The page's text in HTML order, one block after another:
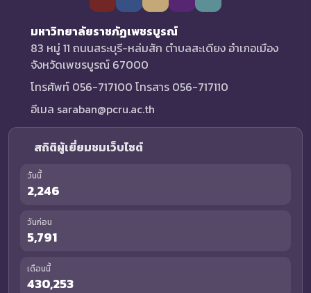
มหาวิทยาลัยราชภัฏเพชรบูรณ์
83 หมู่ 11 ถนนสระบุรี-หล่มสัก ตำบลสะเดียง อำเภอเมือง
จังหวัดเพชรบูรณ์ 67000
โทรศัพท์ 056-717100 โทรสาร 056-717110
อีเมล saraban@pcru.ac.th
สถิติผู้เยี่ยมชมเว็บไซต์
วันนี้
2,246
วันก่อน
5,791
เดือนนี้
430,253